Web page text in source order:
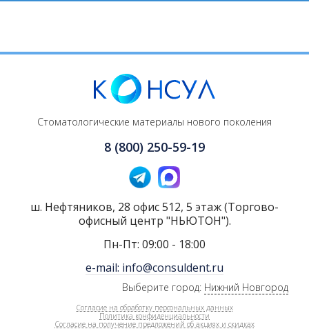
Стоматологические материалы нового поколения
8 (800) 250-59-19
ш. Нефтяников, 28 офис 512, 5 этаж (Торгово-
офисный центр "НЬЮТОН").
Пн-Пт: 09:00 - 18:00
e-mail: info@consuldent.ru
Выберите город: Нижний Новгород
Согласие на обработку персональных данных
Политика конфиденциальности
Согласие на получение предложений об акциях и скидках